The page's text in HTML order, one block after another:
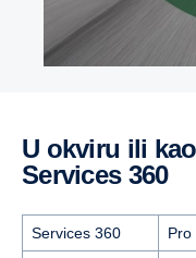
U okviru ili kao dodatak paketima
Services 360
Services 360 Pro